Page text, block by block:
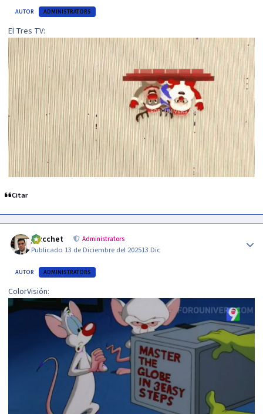
AUTOR ADMINISTRATORS
El Tres TV:
Citar
jzucchet Administrators
Publicado 13 de Diciembre del 202513 Dic
AUTOR ADMINISTRATORS
ColorVisión: